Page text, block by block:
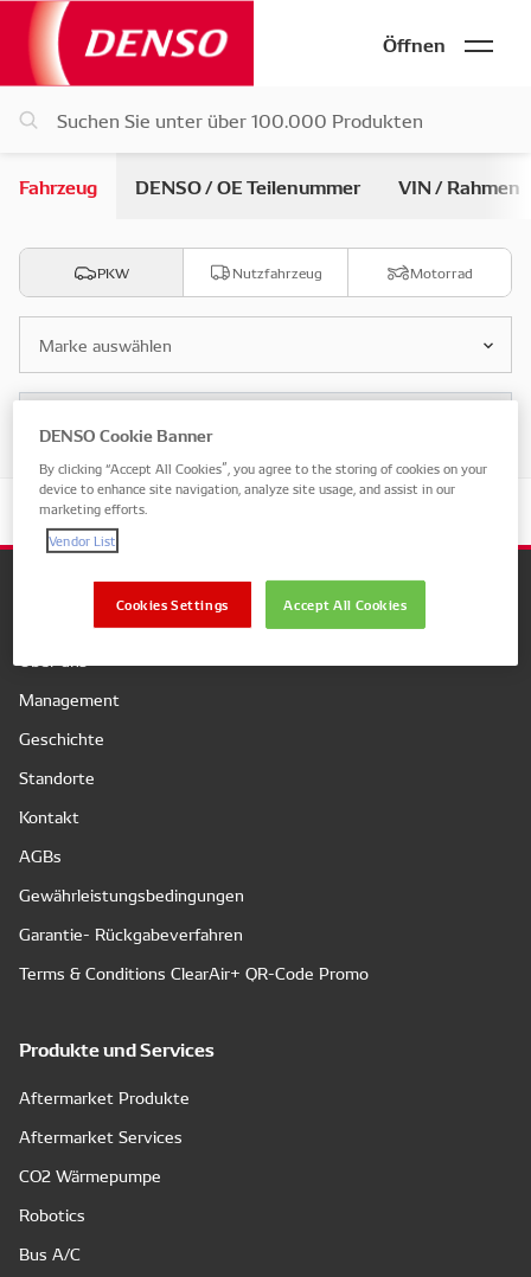
Öffnen
Fahrzeug DENSO / OE Teilenummer VIN / Rahmen
PKW Nutzfahrzeug Motorrad
Marke auswählen
Unternehmen
Über uns
Management
Geschichte
Standorte
Kontakt
AGBs
Gewährleistungsbedingungen
Garantie- Rückgabeverfahren
Terms & Conditions ClearAir+ QR-Code Promo
Produkte und Services
Aftermarket Produkte
Aftermarket Services
CO2 Wärmepumpe
Robotics
Bus A/C
DENSO Cookie Banner
By clicking “Accept All Cookies”, you agree to the storing of cookies on your
device to enhance site navigation, analyze site usage, and assist in our
marketing efforts.
Vendor List
Accept All Cookies
Cookies Settings